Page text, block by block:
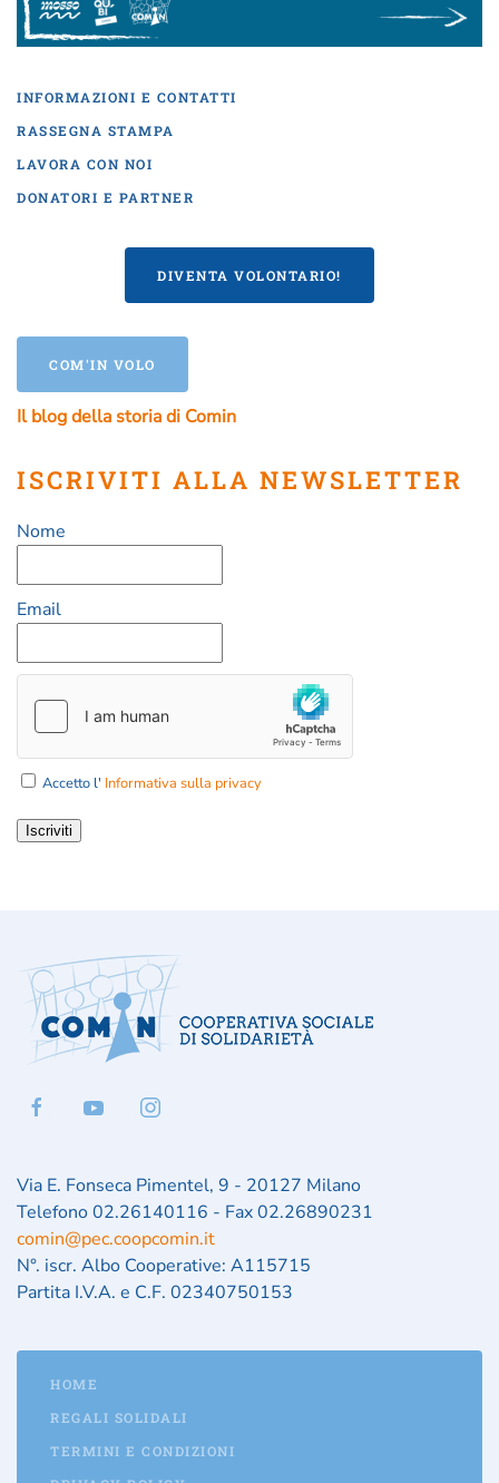
INFORMAZIONI E CONTATTI
RASSEGNA STAMPA
LAVORA CON NOI
DONATORI E PARTNER
DIVENTA VOLONTARIO!
COM'IN VOLO
Il blog della storia di Comin
ISCRIVITI ALLA NEWSLETTER
Nome
Email
Accetto l' Informativa sulla privacy
Iscriviti
Via E. Fonseca Pimentel, 9 - 20127 Milano
Telefono 02.26140116 - Fax 02.26890231
comin@pec.coopcomin.it
N°. iscr. Albo Cooperative: A115715
Partita I.V.A. e C.F. 02340750153
HOME
REGALI SOLIDALI
TERMINI E CONDIZIONI